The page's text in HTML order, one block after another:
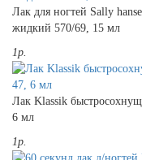
Лак для ногтей Sally
жидкий 570/69, 15 мл
1р.
Лак Klassik
6 мл
1р.